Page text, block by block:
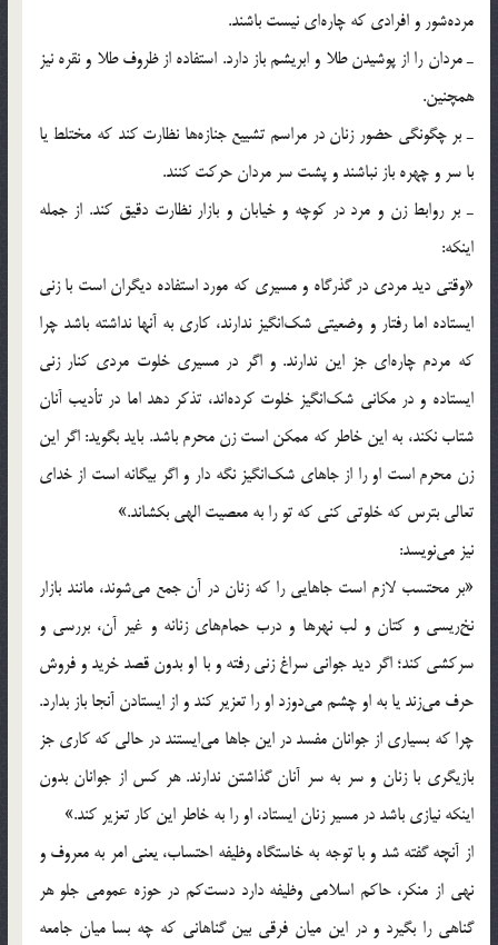
مرده‌شور و افرادی که چاره‌ای نيست باشند.
ـ مردان را از پوشيدن طلا و ابريشم باز دارد. استفاده از ظروف طلا و نقره نيز
همچنين.
ـ بر چگونگی حضور زنان در مراسم تشييع جنازه‌ها نظارت کند که مختلط يا
با سر و چهره باز نباشند و پشت سر مردان حرکت کنند.
ـ بر روابط زن و مرد در کوچه و خيابان و بازار نظارت دقيق کند. از جمله
اينکه:
«وقتی ديد مردی در گذرگاه و مسيری که مورد استفاده ديگران است با زنی
ايستاده اما رفتار و وضعيتی شک‌انگيز ندارند، کاری به آنها نداشته باشد چرا
که مردم چاره‌ای جز اين ندارند. و اگر در مسيری خلوت مردی کنار زنی
ايستاده و در مکانی شک‌انگيز خلوت کرده‌اند، تذکر دهد اما در تأديب آنان
شتاب نکند، به اين خاطر که ممکن است زن محرم باشد. بايد بگويد: اگر اين
زن محرم است او را از جاهای شک‌انگيز نگه دار و اگر بيگانه است از خدای
تعالی بترس که خلوتی کنی که تو را به معصيت الهی بکشاند.»
نيز می‌نويسد:
«بر محتسب لازم است جاهايی را که زنان در آن جمع می‌شوند، مانند بازار
نخ‌ريسی و کتان و لب نهرها و درب حمام‌های زنانه و غير آن، بررسی و
سرکشی کند؛ اگر ديد جوانی سراغ زنی رفته و با او بدون قصد خريد و فروش
حرف می‌زند يا به او چشم می‌دوزد او را تعزير کند و از ايستادن آنجا باز بدارد.
چرا که بسياری از جوانان مفسد در اين جاها می‌ايستند در حالی که کاری جز
بازيگری با زنان و سر به سر آنان گذاشتن ندارند. هر کس از جوانان بدون
اينکه نيازی باشد در مسير زنان ايستاد، او را به خاطر اين کار تعزير کند.»
از آنچه گفته شد و با توجه به خاستگاه وظيفه احتساب، يعنی امر به معروف و
نهی از منکر، حاکم اسلامی وظيفه دارد دست‌کم در حوزه عمومی جلو هر
گناهی را بگيرد و در اين ميان فرقی بين گناهانی که چه بسا ميان جامعه